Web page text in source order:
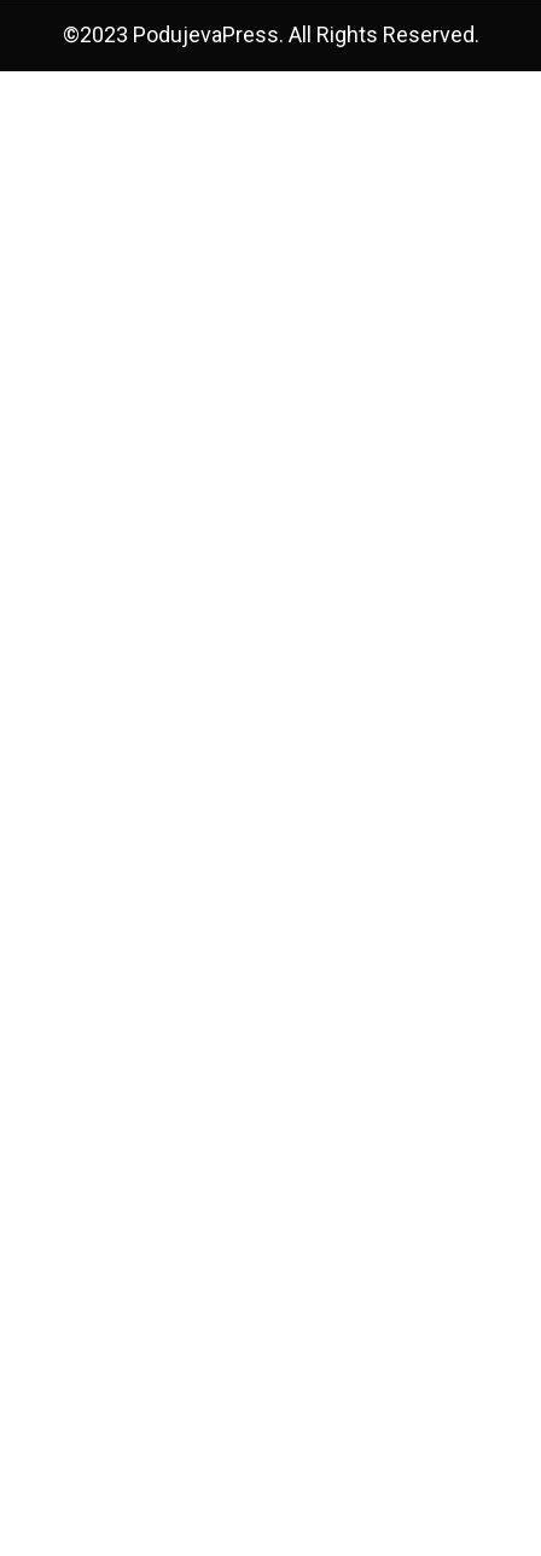
©2023 PodujevaPress. All Rights Reserved.